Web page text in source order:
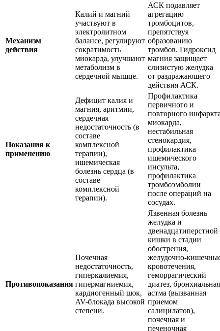
Механизм
действия
Калий и магний
участвуют в
электролитном
балансе, регулируют
сократимость
миокарда, улучшают
метаболизм в
сердечной мышце.
АСК подавляет
агрегацию
тромбоцитов,
препятствуя
образованию
тромбов. Гидроксид
магния защищает
слизистую желудка
от раздражающего
действия АСК.
Показания к
применению
Дефицит калия и
магния, аритмии,
сердечная
недостаточность (в
составе
комплексной
терапии),
ишемическая
болезнь сердца (в
составе
комплексной
терапии).
Профилактика
первичного и
повторного
миокарда,
нестабильная
стенокардия,
профилактика
ишемического
инсульта,
профилактика
тромбоэмболии
после операций на
сосудах.
Противопоказания
Почечная
недостаточность,
гиперкалиемия,
гипермагниемия,
кардиогенный шок,
AV-блокада высокой
степени.
Язвенная болезнь
желудка и
двенадцатиперстной
кишки в стадии
обострения,
желудочно-
кровотечения,
геморрагический
диатез, бронхиальная
астма (вызванная
приемом
салицилатов),
почечная и
печеночная